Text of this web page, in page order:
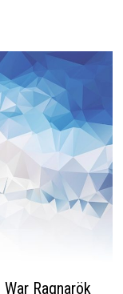
Ragnarök